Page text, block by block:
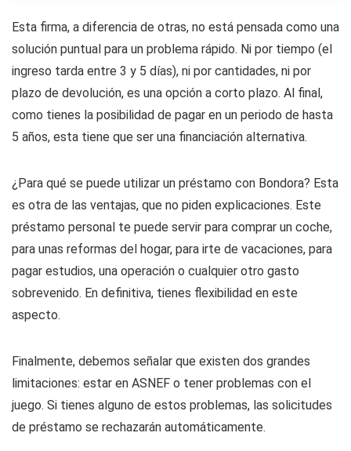
Esta firma, a diferencia de otras, no está pensada como una
solución puntual para un problema rápido. Ni por tiempo (el
ingreso tarda entre 3 y 5 días), ni por cantidades, ni por
plazo de devolución, es una opción a corto plazo. Al final,
como tienes la posibilidad de pagar en un periodo de hasta
5 años, esta tiene que ser una financiación alternativa.
¿Para qué se puede utilizar un préstamo con Bondora? Esta
es otra de las ventajas, que no piden explicaciones. Este
préstamo personal te puede servir para comprar un coche,
para unas reformas del hogar, para irte de vacaciones, para
pagar estudios, una operación o cualquier otro gasto
sobrevenido. En definitiva, tienes flexibilidad en este
aspecto.
Finalmente, debemos señalar que existen dos grandes
limitaciones: estar en ASNEF o tener problemas con el
juego. Si tienes alguno de estos problemas, las solicitudes
de préstamo se rechazarán automáticamente.